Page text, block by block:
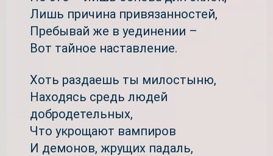
Лишь причина привязанностей,
Пребывай же в уединении –
Вот тайное наставление.
Хоть раздаешь ты милостыню,
Находясь средь людей
добродетельных,
Что укрощают вампиров
И демонов, жрущих падаль,